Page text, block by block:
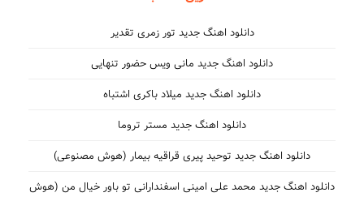
دانلود اهنگ جدید تور زمری تقدیر
دانلود اهنگ جدید مانی ویس حضور تنهایی
دانلود اهنگ جدید میلاد باکری اشتباه
دانلود اهنگ جدید مستر تروما
دانلود اهنگ جدید توحید پیری قراقیه بیمار (هوش مصنوعی)
دانلود اهنگ جدید محمد علی امینی اسفندارانی تو باور خیال من (هوش